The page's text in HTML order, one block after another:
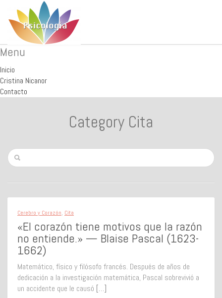
Menu
Inicio
Cristina Nicanor
Contacto
Category Cita
Cerebro y Corazón, Cita
«El corazón tiene motivos que la razón
no entiende.» — Blaise Pascal (1623-
1662)
Matemático, físico y filósofo francés. Después de años de
dedicación a la investigación matemática, Pascal sobrevivió a
un accidente que le causó […]